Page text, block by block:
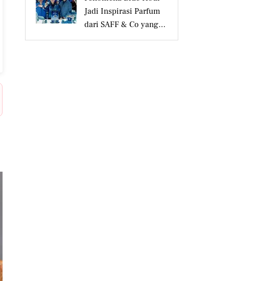
Jadi Inspirasi Parfum
dari SAFF & Co yang
Beraroma Hangat dan